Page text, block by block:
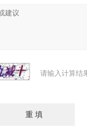
请输入计算结